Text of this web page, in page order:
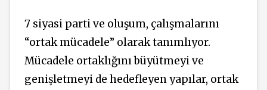
7 siyasi parti ve oluşum, çalışmalarını
“ortak mücadele” olarak tanımlıyor.
Mücadele ortaklığını büyütmeyi ve
genişletmeyi de hedefleyen yapılar, ortak